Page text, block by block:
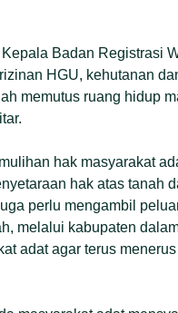
Badan Registrasi
HGU, kehutanan
memutus ruang hidup
hak masyarakat
hak atas tanah
perlu mengambil
melalui kabupaten
adat agar terus